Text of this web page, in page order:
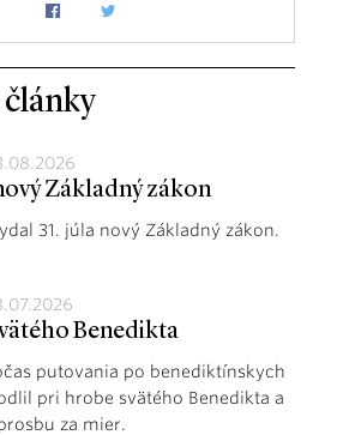
články
Základný zákon
31. júla nový Základný zákon.
Benedikta
putovania po benediktínskych
pri hrobe svätého Benedikta a
za mier.